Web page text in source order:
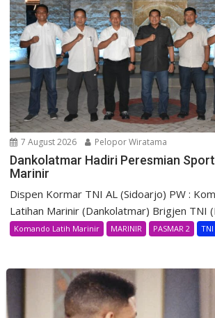
7 August 2026 Pelopor Wiratama
Dankolatmar Hadiri Peresmian
Marinir
Dispen Kormar TNI AL (Sidoarjo) PW :
Latihan Marinir (Dankolatmar) Brigjen TNI
Komando Latih Marinir MARINIR PASMAR 2